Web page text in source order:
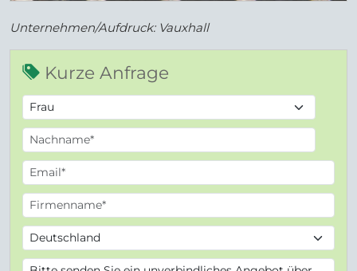
Unternehmen/Aufdruck: Vauxhall
Kurze Anfrage